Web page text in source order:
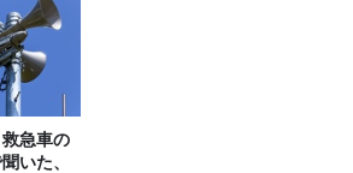
急車の
いた、